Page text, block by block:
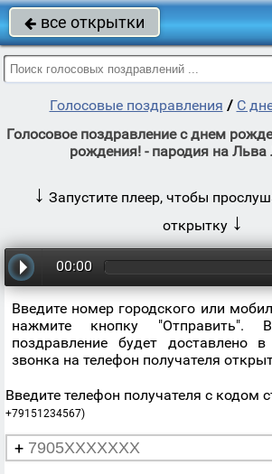
 все открытки
Голосовые поздравления / С
Голосовое поздравление с днем
рождения! - пародия на
↓ Запустите плеер, чтобы
открытку ↓
00:00
Введите номер городского или
нажмите кнопку "Отправить".
поздравление будет доставлено
звонка на телефон получателя
Введите телефон получателя с кодом
+79151234567)
+